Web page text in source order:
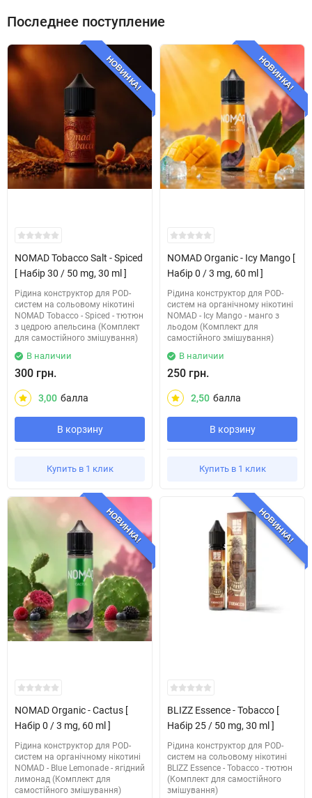
Последнее поступление
NOMAD Tobacco Salt - Spiced
[ Набір 30 / 50 mg, 30 ml ]
Рідина конструктор для POD-
систем на сольовому нікотині
NOMAD Tobacco - Spiced - тютюн
з цедрою апельсина (Комплект
для самостійного змішування)
В наличии
300 грн.
3,00 балла
В корзину
Купить в 1 клик
НОВИНКА!
NOMAD Organic - Icy Mango [
Набір 0 / 3 mg, 60 ml ]
Рідина конструктор для POD-
систем на органічному нікотині
NOMAD - Icy Mango - манго з
льодом (Комплект для
самостійного змішування)
В наличии
250 грн.
2,50 балла
В корзину
Купить в 1 клик
НОВИНКА!
NOMAD Organic - Cactus [
Набір 0 / 3 mg, 60 ml ]
Рідина конструктор для POD-
систем на органічному нікотині
NOMAD - Blue Lemonade - ягідний
лимонад (Комплект для
самостійного змішування)
НОВИНКА!
BLIZZ Essence - Tobacco [
Набір 25 / 50 mg, 30 ml ]
Рідина конструктор для POD-
систем на сольовому нікотині
BLIZZ Essence - Tobacco - тютюн
(Комплект для самостійного
змішування)
НОВИНКА!